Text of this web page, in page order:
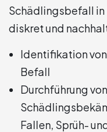
Schädlingsbefall in
diskret und
Identifikation
Befall
Durchführung
Fallen, Sprüh-